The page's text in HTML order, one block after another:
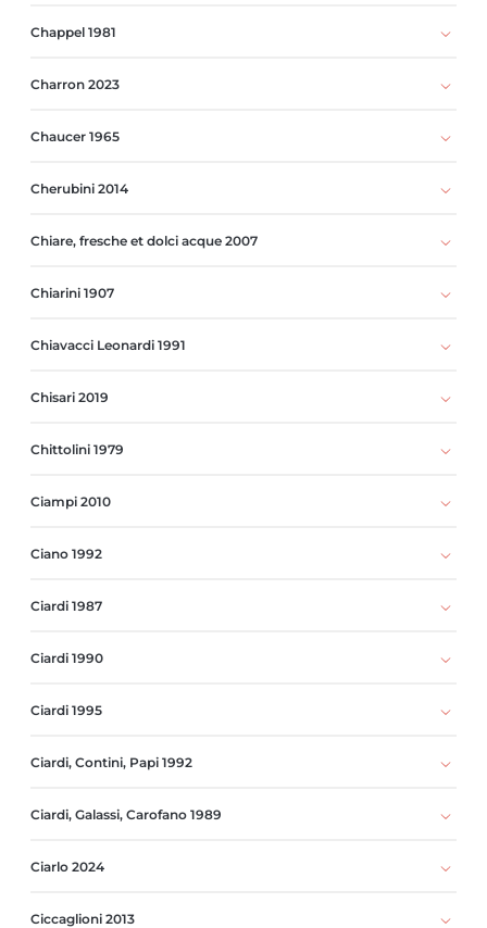
Chappel 1981
Charron 2023
Chaucer 1965
Cherubini 2014
Chiare, fresche et dolci acque 2007
Chiarini 1907
Chiavacci Leonardi 1991
Chisari 2019
Chittolini 1979
Ciampi 2010
Ciano 1992
Ciardi 1987
Ciardi 1990
Ciardi 1995
Ciardi, Contini, Papi 1992
Ciardi, Galassi, Carofano 1989
Ciarlo 2024
Ciccaglioni 2013